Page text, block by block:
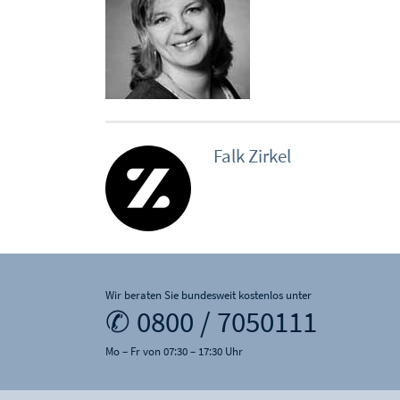
Falk Zirkel
Wir beraten Sie bundesweit kostenlos unter
✆ 0800 / 7050111
Mo – Fr von 07:30 – 17:30 Uhr